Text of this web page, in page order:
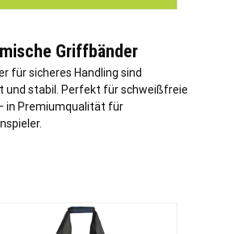
Griffbänder
für sicheres Handling sind
und stabil. Perfekt für schweißfreie
in Premiumqualität für